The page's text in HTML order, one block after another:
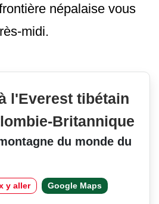
népalaise vous
midi.
l'Everest tibétain
Britannique
du monde du
y aller Google Maps